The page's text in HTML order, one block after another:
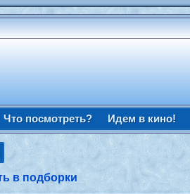
Что посмотреть? Идем в кино!
в подборки